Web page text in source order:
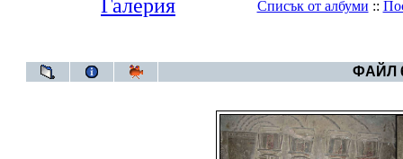
Галерия Списък от албуми ::
ФАЙЛ